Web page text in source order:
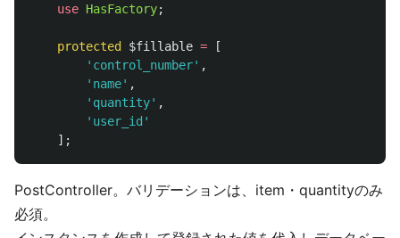
use HasFactory;
protected $fillable =
[
'control_number' ,
'name' ,
'quantity' ,
'user_id'
];
PostController。バリデーションは、item・quantityのみ
必須。